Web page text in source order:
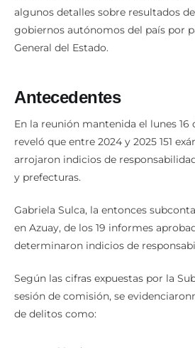
algunos detalles sobre resultados
gobiernos autónomos del país por
General del Estado.
Antecedentes
En la reunión mantenida el lunes 16
reveló que entre 2024 y 2025 151
arrojaron indicios de
y prefecturas.
Gabriela Sulca, la entonces
en Azuay, de los 19 informes
determinaron indicios de
Según las cifras expuestas por la
sesión de comisión, se
de delitos como: